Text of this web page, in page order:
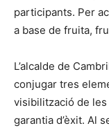
participants. Per
a base de fruita,
L’alcalde de
conjugar tres
visibilització de les
garantia d’èxit. Al